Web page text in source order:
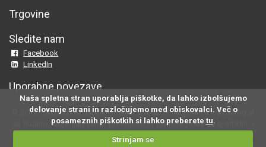
Trgovine
Sledite nam
Facebook
LinkedIn
Uporabne povezave
© 2015 - 2025 Spletna trgovina Bartog, v spletni trgovini www.bartog.si
se trudimo objavljati samo preverjene in pravilne podatke o artiklih v
ponudbi; če na naši strani odkrijete neresnične oziroma neustrezne
Naša spletna stran uporablja piškotke, da lahko izbolšujemo
delovanje strani in razločujemo med obiskovalci. Več o
posameznih piškotkih si lahko preberete tu.
Strinjam se